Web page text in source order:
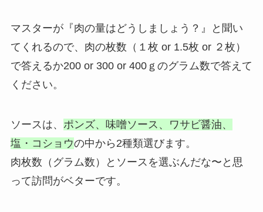
マスターが『肉の量はどうしましょう？』と聞い
てくれるので、肉の枚数（１枚 or 1.5枚 or ２枚）
で答えるか200 or 300 or 400ｇのグラム数で答えて
ください。
ソースは、 ポンズ、味噌ソース、ワサビ醤油、
塩・コショウの中から2種類選びます。
肉枚数（グラム数）とソースを選ぶんだな〜と思
って訪問がベターです。